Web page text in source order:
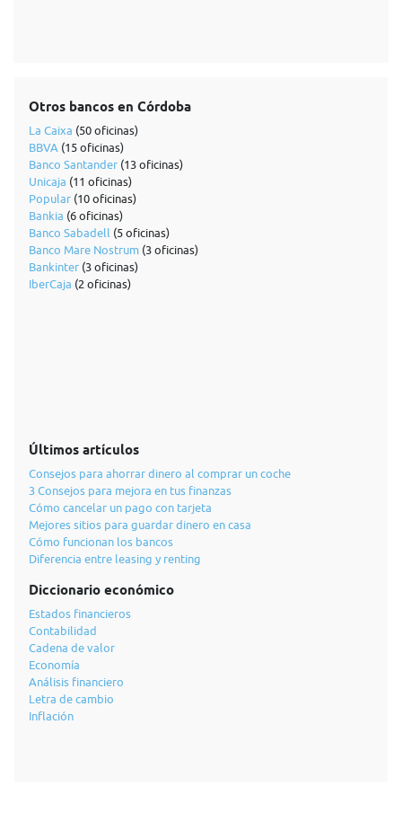
Otros bancos en Córdoba
La Caixa (50 oficinas)
BBVA (15 oficinas)
Banco Santander (13 oficinas)
Unicaja (11 oficinas)
Popular (10 oficinas)
Bankia (6 oficinas)
Banco Sabadell (5 oficinas)
Banco Mare Nostrum (3 oficinas)
Bankinter (3 oficinas)
IberCaja (2 oficinas)
Últimos artículos
Consejos para ahorrar dinero al comprar un coche
3 Consejos para mejora en tus finanzas
Cómo cancelar un pago con tarjeta
Mejores sitios para guardar dinero en casa
Cómo funcionan los bancos
Diferencia entre leasing y renting
Diccionario económico
Estados financieros
Contabilidad
Cadena de valor
Economía
Análisis financiero
Letra de cambio
Inflación